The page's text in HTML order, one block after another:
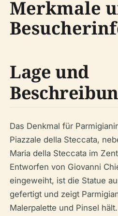
Merkmale
Lage und
Das Denkmal für
Piazzale della Steccata,
Maria della Steccata im
Entworfen von Giovanni
eingeweiht, ist die Statue
gefertigt und zeigt
Malerpalette und Pinsel